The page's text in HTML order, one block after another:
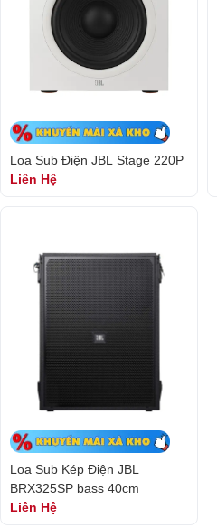
Loa Sub Điện JBL Stage 220P
Liên Hệ
Loa Sub Kép Điện JBL
BRX325SP bass 40cm
Liên Hệ